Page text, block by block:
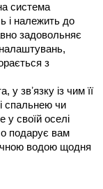
система
і належить до
задовольняє
з
звʼязку із чим її
спальнею чи
у своїй оселі
подарує вам
водою щодня